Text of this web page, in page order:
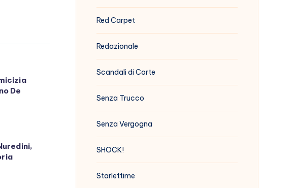
De
Red Carpet
Redazionale
Scandali di Corte
Senza Trucco
Senza Vergogna
SHOCK!
Starlettime